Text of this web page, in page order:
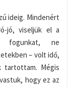
ideig. Mindenért
jó, viseljük el a
fogunkat, ne
– volt idő,
tartottam. Mégis
hogy ez az